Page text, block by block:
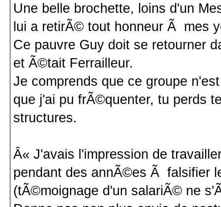
Une belle brochette, loins d'un
lui a retirÃ© tout honneur Ã mes
Ce pauvre Guy doit se retourner
et Ã©tait Ferrailleur.
Je comprends que ce groupe
que j'ai pu frÃ©quenter, tu perds
structures.
Â« J'avais l'impression de
pendant des annÃ©es Ã falsifier
(tÃ©moignage d'un salariÃ© ne